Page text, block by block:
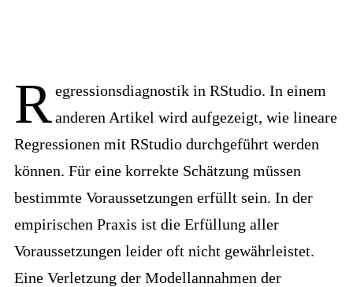
Regressionsdiagnostik in RStudio. In einem
anderen Artikel wird aufgezeigt, wie lineare
Regressionen mit RStudio durchgeführt werden
können. Für eine korrekte Schätzung müssen
bestimmte Voraussetzungen erfüllt sein. In der
empirischen Praxis ist die Erfüllung aller
Voraussetzungen leider oft nicht gewährleistet.
Eine Verletzung der Modellannahmen der